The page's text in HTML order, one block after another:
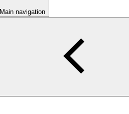
Main navigation